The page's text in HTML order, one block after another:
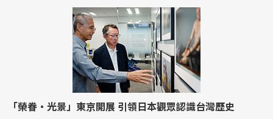
「榮眷・光景」東京開展 引領日本觀眾認識台灣歷史